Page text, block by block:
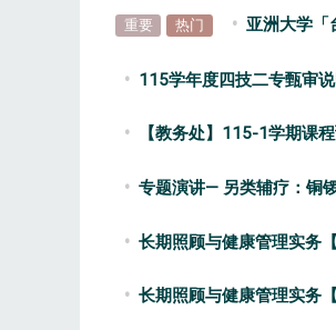
重要 热门 亚洲大学「
115学年度四技二专甄审
【教务处】115-1学期课
专题演讲— 另类辅疗：铜
长期照顾与健康管理实务
长期照顾与健康管理实务